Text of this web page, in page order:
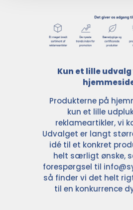
Kun et lille udvalg
Produkterne på
kun et lille
reklameartikler, vi
Udvalget er langt
idé til et konkret
helt særligt ønske,
forespørgsel til
så finder vi det helt
til en konkurrence